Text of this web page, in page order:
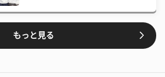
もっと見る